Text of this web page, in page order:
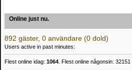
Online just nu.
892 gäster, 0 användare (0 dold)
Users active in past minutes:
Flest online idag: 1064 . Flest online någonsin: